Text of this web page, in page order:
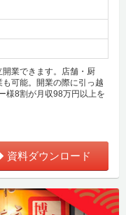
業できます。店舗・厨
可能。開業の際に引っ越
様8割が月収98万円以上を
資料ダウンロード